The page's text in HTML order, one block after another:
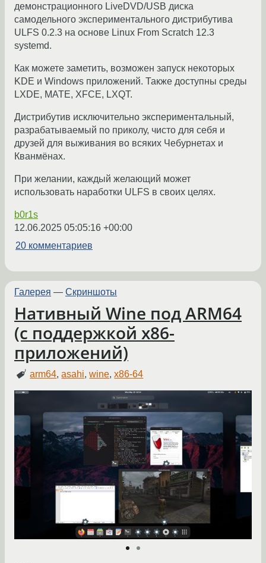
демонстрационного LiveDVD/USB диска
самодельного экспериментального дистрибутива
ULFS 0.2.3 на основе Linux From Scratch 12.3
systemd.
Как можете заметить, возможен запуск некоторых
KDE и Windows приложений. Также доступны среды
LXDE, MATE, XFCE, LXQT.
Дистрибутив исключительно экспериментальный,
разрабатываемый по приколу, чисто для себя и
друзей для выживания во всяких Чебурнетах и
Кванмёнах.
При желании, каждый желающий может
использовать наработки ULFS в своих целях.
b0r1s
12.06.2025 05:05:16 +00:00
20 комментариев
Галерея — Скриншоты
Нативный Wine под ARM64
(с поддержкой x86-
приложений)
arm64,asahi,wine,x86-64